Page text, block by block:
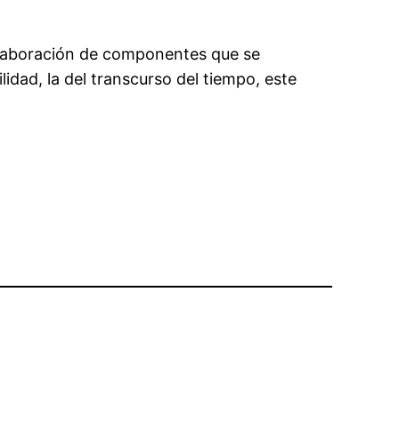
de componentes que se
la del transcurso del tiempo, este